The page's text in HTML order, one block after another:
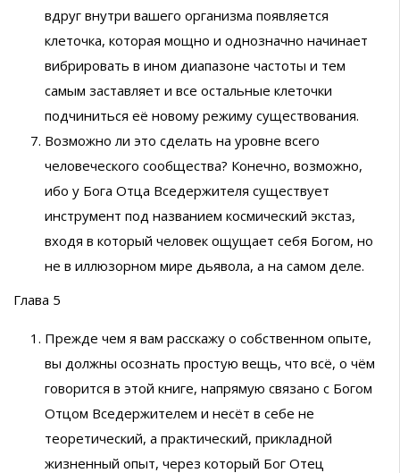
вдруг внутри вашего организма появляется
клеточка, которая мощно и однозначно начинает
вибрировать в ином диапазоне частоты и тем
самым заставляет и все остальные клеточки
подчиниться её новому режиму существования.
Возможно ли это сделать на уровне всего
человеческого сообщества? Конечно, возможно,
ибо у Бога Отца Вседержителя существует
инструмент под названием космический экстаз,
входя в который человек ощущает себя Богом, но
не в иллюзорном мире дьявола, а на самом деле.
Глава 5
Прежде чем я вам расскажу о собственном опыте,
вы должны осознать простую вещь, что всё, о чём
говорится в этой книге, напрямую связано с Богом
Отцом Вседержителем и несёт в себе не
теоретический, а практический, прикладной
жизненный опыт, через который Бог Отец